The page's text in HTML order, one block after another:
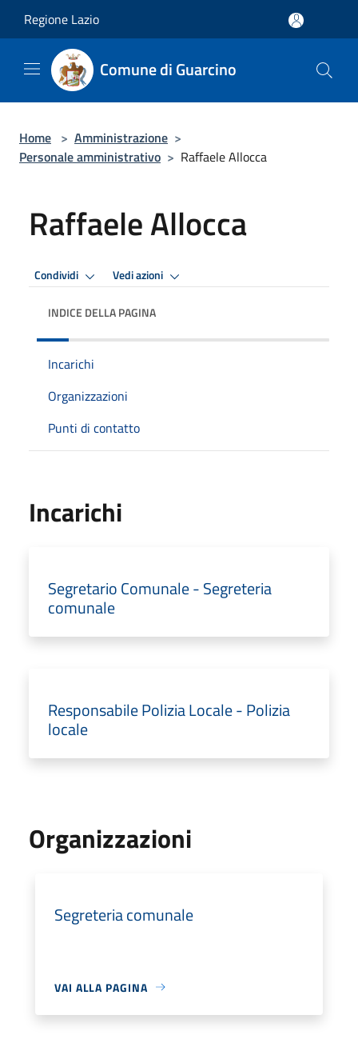
Regione Lazio
Comune di Guarcino
Home > Amministrazione >
Personale amministrativo > Raffaele Allocca
Raffaele Allocca
Condividi Vedi azioni
INDICE DELLA PAGINA
Incarichi
Organizzazioni
Punti di contatto
Incarichi
Segretario Comunale - Segreteria
comunale
Responsabile Polizia Locale - Polizia
locale
Organizzazioni
Segreteria comunale
VAI ALLA PAGINA